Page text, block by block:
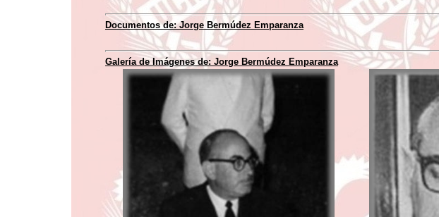
Documentos de:Jorge Bermúdez Emparanza
Galería de Imágenes de: Jorge Bermúdez Emparanza